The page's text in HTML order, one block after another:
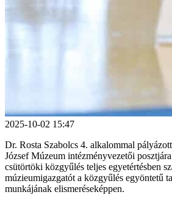
2025-10-02 15:47
Dr. Rosta Szabolcs 4. alkalommal
József Múzeum intézményvezetői
csütörtöki közgyűlés teljes egyetértésben
múzieumigazgatót a közgyűlés egyöntetű
munkájának elismeréseképpen.